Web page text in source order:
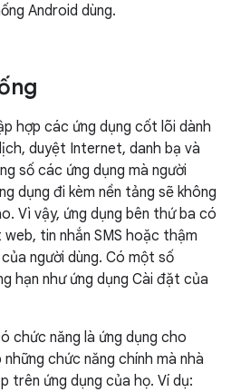
Android dùng.
hợp các ứng dụng cốt lõi dành
duyệt Internet, danh bạ và
số các ứng dụng mà người
dụng đi kèm nền tảng sẽ không
Vì vậy, ứng dụng bên thứ ba có
tin nhắn SMS hoặc thậm
người dùng. Có một số
hạn như ứng dụng Cài đặt của
chức năng là ứng dụng cho
chức năng chính mà nhà
ứng dụng của họ. Ví dụ: